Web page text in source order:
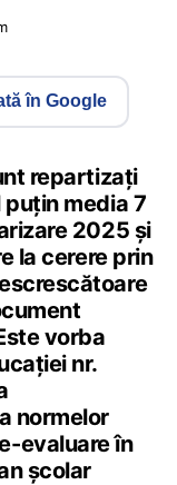
în Google
repartizați
media 7
2025 și
la cerere prin
vorba
nr.
normelor
evaluare în
școlar